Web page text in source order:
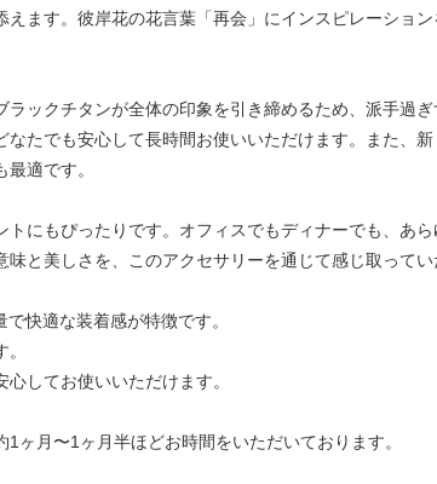
ます。彼岸花の花言葉「再会」にインスピレーショ
ックチタンが全体の印象を引き締めるため、派手過
たでも安心して長時間お使いいただけます。また、
適です。
にもぴったりです。オフィスでもディナーでも、あら
と美しさを、このアクセサリーを通じて感じ取ってい
快適な装着感が特徴です。
してお使いいただけます。
ヶ月〜1ヶ月半ほどお時間をいただいております。